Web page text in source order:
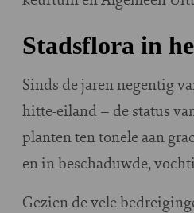
Stadsflora in
Sinds de jaren negentig
hitte-eiland – de status
planten ten tonele aan
en in beschaduwde,
Gezien de vele